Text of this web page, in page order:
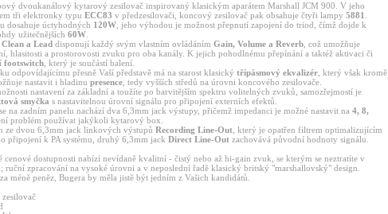
dvoukanálový kytarový zesilovač inspirovaný klasickým aparátem Marshall JCM 900. V jeho
tři elektronky typu ECC83 v předzesilovači, koncový zesilovač pak obsahuje čtyři lampy 5881
dosahuje úctyhodných 120W , jeho výhodou je možnost přepnutí zapojení do triod, čímž dojde k
užitečnějších 60W
Clean a Lead disponují každý svým vlastním ovládáním Gain, Volume a Reverb , což umožňuje
hlasitosti a prostorovosti zvuku pro oba kanály. K jejich pohodlnému přepínání a taktéž aktivaci či
footswitch , který je součástí balení.
odpovídajícímu přesně Vaší představě má na starost klasický třípásmový ekvalizér , který však kromě
nastavit i hladinu presence , tedy vyšších středů na úrovni koncového zesilovače.
nastavení za základní a toužíte po barvitějším spektru volitelných zvuků, samozřejmostí je
smyčka s nastavitelnou úrovní signálu pro připojení externích efektů.
na zadním panelu nachází dva 6,3mm jack výstupy, přičemž impedanci je možné nastavit na 4, 8,
problém používat jakýkoli kytarový box.
ze dvou 6,3mm jack linkových výstupů Recording Line-Out , který je opatřen filtrem optimalizujícím
připojení k PA systému, druhý 6,3mm jack Direct Line-Out zachovává původní hodnoty signálu.
cenové dostupnosti nabízí nevídaně kvalitní - čistý nebo až hi-gain zvuk, se kterým se neztratíte v
ruční zpracování na vysoké úrovni a v neposlední řadě klasický britský "marshallovský" design.
méně peněz, Bugera by měla jistě být jedním z Vašich kandidátů.